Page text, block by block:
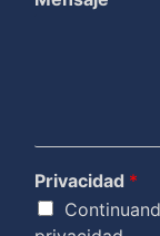
Privacidad *